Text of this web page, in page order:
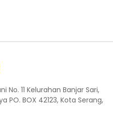
No. 11 Kelurahan Banjar Sari,
PO. BOX 42123, Kota Serang,